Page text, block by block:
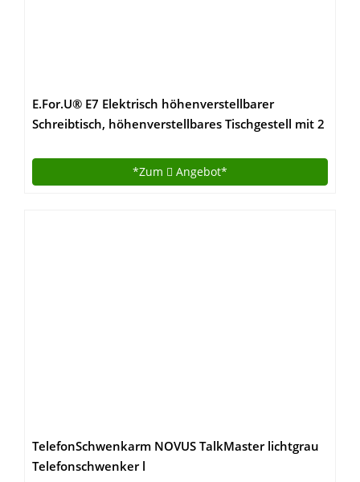
E.For.U® E7 Elektrisch höhenverstellbarer
Schreibtisch, höhenverstellbares Tischgestell mit 2
(Weiß), mit 140×80 cm Tischplatte (Buche)
*Zum Angebot*
TelefonSchwenkarm NOVUS TalkMaster lichtgrau
Telefonschwenker l